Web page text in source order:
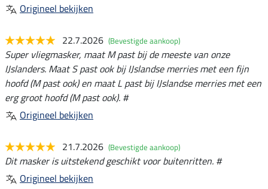
Origineel bekijken
22.7.2026 (Bevestigde aankoop)
Super vliegmasker, maat M past bij de meeste van onze
IJslanders. Maat S past ook bij IJslandse merries met een fijn
hoofd (M past ook) en maat L past bij IJslandse merries met een
erg groot hoofd (M past ook). #
Origineel bekijken
21.7.2026 (Bevestigde aankoop)
Dit masker is uitstekend geschikt voor buitenritten. #
Origineel bekijken